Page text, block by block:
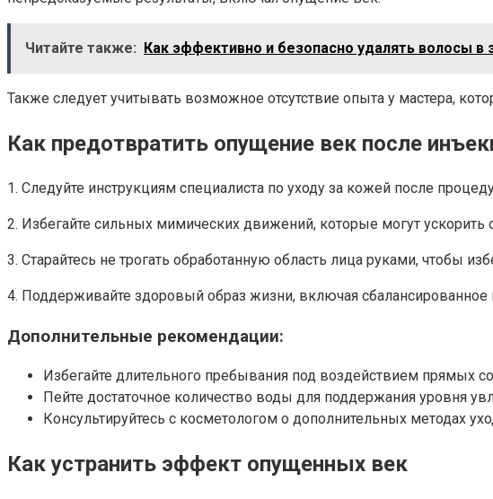
Читайте также: Как эффективно и безопасно удалять волосы
Также следует учитывать возможное отсутствие опыта у мастера,
Как предотвратить опущение век после
1. Следуйте инструкциям специалиста по уходу за кожей после
2. Избегайте сильных мимических движений, которые могут ускорить
3. Старайтесь не трогать обработанную область лица руками, чтобы
4. Поддерживайте здоровый образ жизни, включая сбалансированное
Дополнительные рекомендации:
Избегайте длительного пребывания под воздействием прямых
Пейте достаточное количество воды для поддержания уровня
Консультируйтесь с косметологом о дополнительных методах
Как устранить эффект опущенных век